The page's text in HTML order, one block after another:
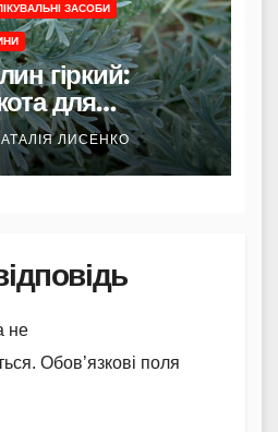
ЗАСОБИ
гіркий:
для
відновлення
ЛИСЕНКО
не
Обов’язкові поля